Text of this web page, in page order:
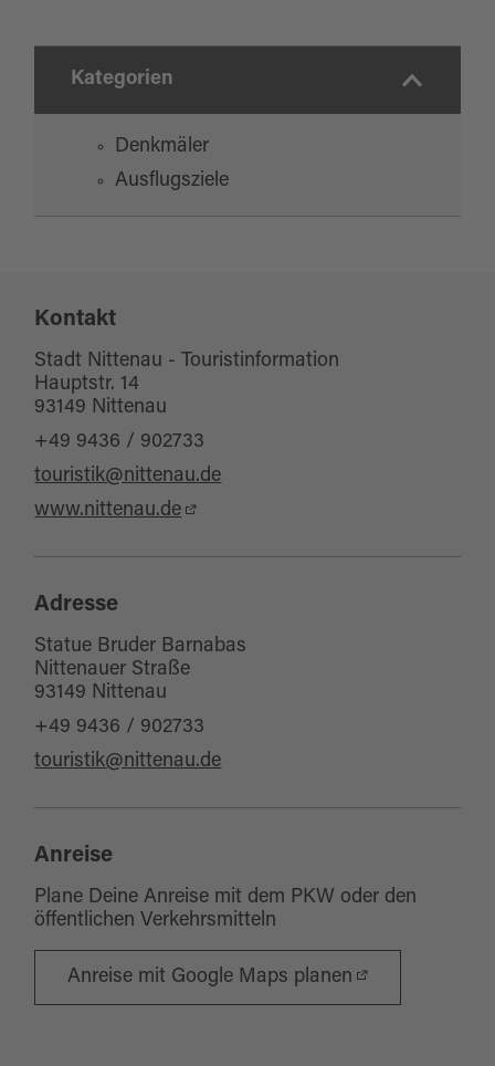
Kategorien
Denkmäler
Ausflugsziele
Kontakt
Stadt Nittenau - Touristinformation
Hauptstr. 14
93149 Nittenau
+49 9436 / 902733
touristik@nittenau.de
www.nittenau.de
Adresse
Statue Bruder Barnabas
Nittenauer Straße
93149 Nittenau
+49 9436 / 902733
touristik@nittenau.de
Anreise
Plane Deine Anreise mit dem PKW oder den
öffentlichen Verkehrsmitteln
Anreise mit Google Maps planen